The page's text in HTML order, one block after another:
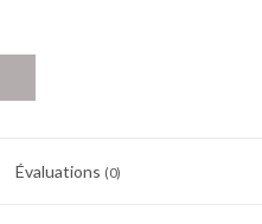
Évaluations (0)